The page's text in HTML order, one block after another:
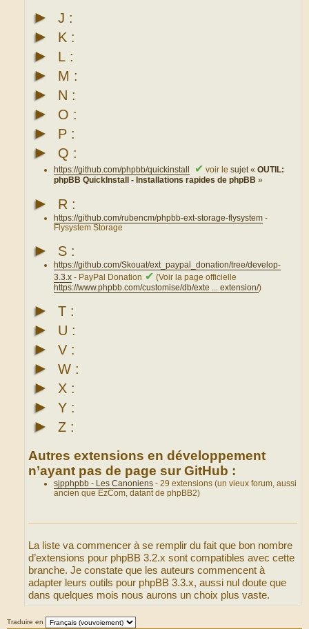
► J :
► K :
► L :
► M :
► N :
► O :
► P :
► Q :
https://github.com/phpbb/quickinstall ✔ voir lesujet « OUTIL:
phpBB QuickInstall - Installations rapides de phpBB»
► R :
https://github.com/rubencm/phpbb-ext-storage-flysystem -
Flysystem Storage
► S :
https://github.com/Skouat/ext_paypal_donation/tree/develop-
3.3.x - PayPal Donation ✔ (Voir la page officielle
https://www.phpbb.com/customise/db/exte ... extension/)
► T :
► U :
► V :
► W :
► X :
► Y :
► Z :
Autres extensions en développement
n’ayant pas de page sur GitHub :
sjpphpbb - Les Canoniens - 29 extensions (un vieux forum, aussi
ancien que EzCom, datant de phpBB2)
La liste va commencer à se remplir du fait que bon nombre
d’extensions pour phpBB 3.2.x sont compatibles avec cette
branche. Je constate que les auteurs commencent à
adapter leurs outils pour phpBB 3.3.x, aussi nul doute que
dans quelques mois nous aurons un choix plus vaste.
Traduire en